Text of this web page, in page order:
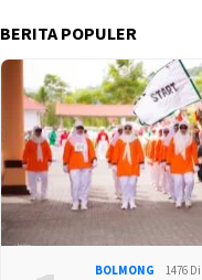
BERITA POPULER
BOLMONG 1476